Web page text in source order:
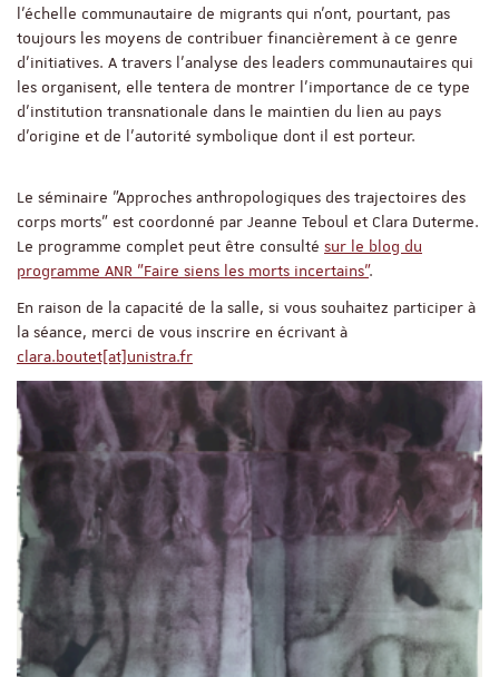
l'échelle communautaire de migrants qui n'ont, pourtant, pas
toujours les moyens de contribuer financièrement à ce genre
d'initiatives. A travers l'analyse des leaders communautaires qui
les organisent, elle tentera de montrer l'importance de ce type
d'institution transnationale dans le maintien du lien au pays
d'origine et de l'autorité symbolique dont il est porteur.
Le séminaire "Approches anthropologiques des trajectoires des
corps morts" est coordonné par Jeanne Teboul et Clara Duterme.
Le programme complet peut être consulté sur le blog du
programme ANR "Faire siens les morts incertains".
En raison de la capacité de la salle, si vous souhaitez participer à
la séance, merci de vous inscrire en écrivant à
clara.boutet[at]unistra.fr